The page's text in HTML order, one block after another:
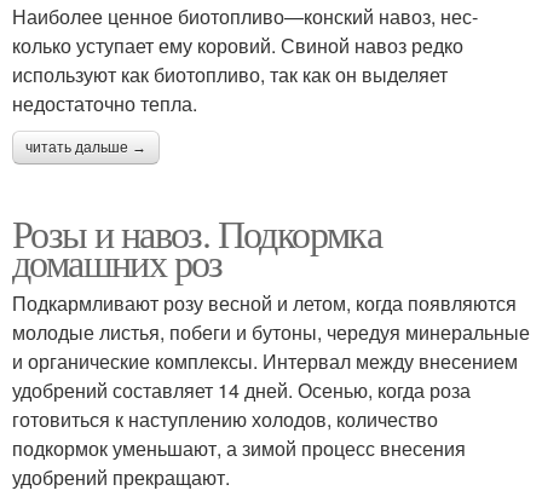
Наиболее ценное биотопливо—конский навоз, нес­
колько уступает ему коровий. Свиной навоз редко
используют как биотопливо, так как он выделяет
недостаточно тепла.
читать дальше →
Розы и навоз. Подкормка
домашних роз
Подкармливают розу весной и летом, когда появляются
молодые листья, побеги и бутоны, чередуя минеральные
и органические комплексы. Интервал между внесением
удобрений составляет 14 дней. Осенью, когда роза
готовиться к наступлению холодов, количество
подкормок уменьшают, а зимой процесс внесения
удобрений прекращают.